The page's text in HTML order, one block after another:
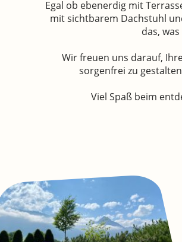
Egal ob ebenerdig mit
mit sichtbarem Dachstuhl
das,
Wir freuen uns darauf,
sorgenfrei zu
Viel Spaß beim